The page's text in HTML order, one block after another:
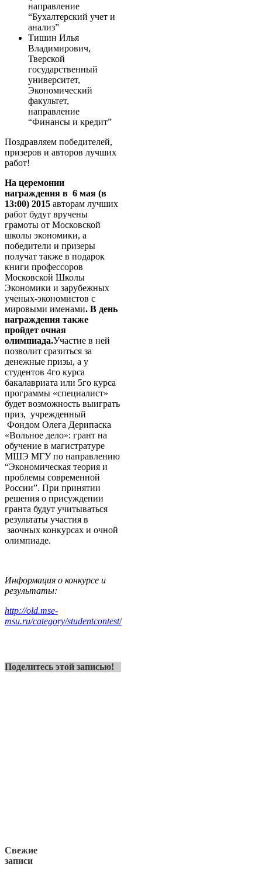
направление
“Бухалтерский учет и
анализ”
Тишин Илья
Владимирович,
Тверской
государственный
университет,
Экономический
факультет,
направление
“Финансы и кредит”
Поздравляем победителей,
призеров и авторов лучших
работ!
На церемонии
награждения в 6 мая (в
13:00) 2015 авторам лучших
работ будут вручены
грамоты от Московской
школы экономики, а
победители и призеры
получат также в подарок
книги профессоров
Московской Школы
Экономики и зарубежных
ученых-экономистов с
мировыми именами. В день
награждения также
пройдет очная
олимпиада.Участие в ней
позволит сразиться за
денежные призы, а у
студентов 4го курса
бакалавриата или 5го курса
программы «специалист»
будет возможность выиграть
приз, учрежденный
Фондом Олега Дерипаска
«Вольное дело»: грант на
обучение в магистратуре
МШЭ МГУ по направлению
“Экономическая теория и
проблемы современной
России”. При принятии
решения о присуждении
гранта будут учитываться
результаты участия в
заочных конкурсах и очной
олимпиаде.
Информация о конкурсе и
результаты:
http://old.mse-
msu.ru/category/studentcontest/
Поделитесь этой записью!
Свежие
записи